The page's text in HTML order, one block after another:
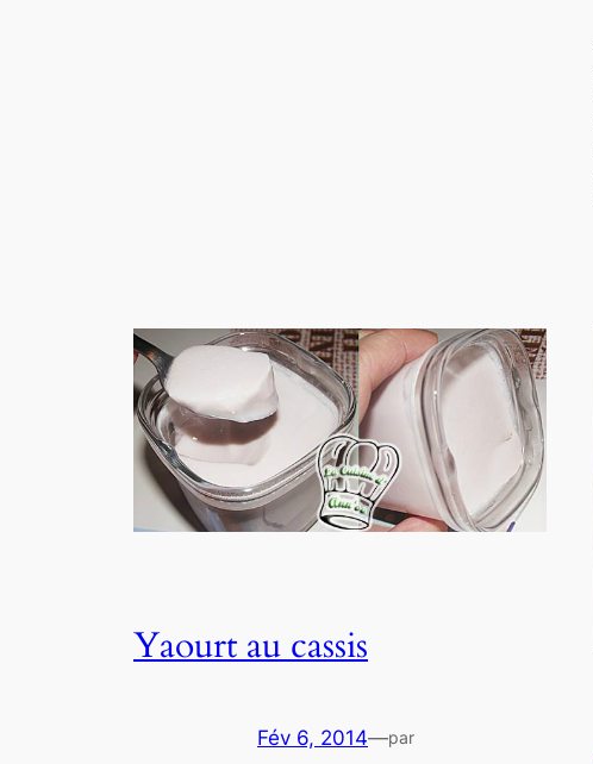
Yaourt au cassis
Fév 6, 2014—par